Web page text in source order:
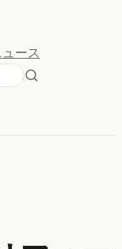
ース